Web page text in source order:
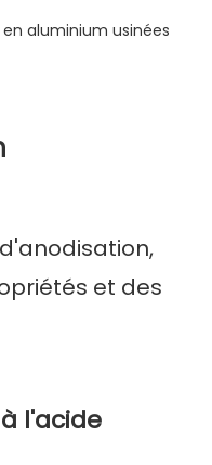
et des
l'acide